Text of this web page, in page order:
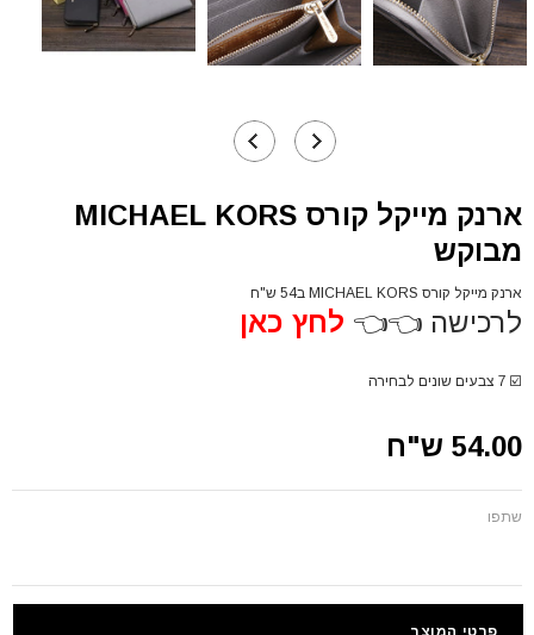
ארנק מייקל קורס MICHAEL KORS
מבוקש
ארנק מייקל קורס MICHAEL KORS ב54 ש"ח
לרכישה 👈👈 לחץ כאן
☑️
54.00 ש"ח
שתפו